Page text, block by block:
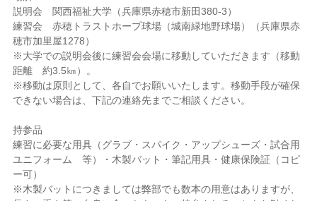
説明会 関西福祉大学（兵庫県赤穂市新田380-3）
練習会 赤穂トラストホープ球場（城南緑地野球場）（兵庫県赤
穂市加里屋1278）
※大学での説明会後に練習会会場に移動していただきます（移動
距離 約3.5㎞）。
※移動は原則として、各自でお願いいたします。移動手段が確保
できない場合は、下記の連絡先までご相談ください。
持参品
練習に必要な用具（グラブ・スパイク・アップシューズ・試合用
ユニフォーム 等）・木製バット・筆記用具・健康保険証（コピ
ー可）
※木製バットにつきましては弊部でも数本の用意はありますが、